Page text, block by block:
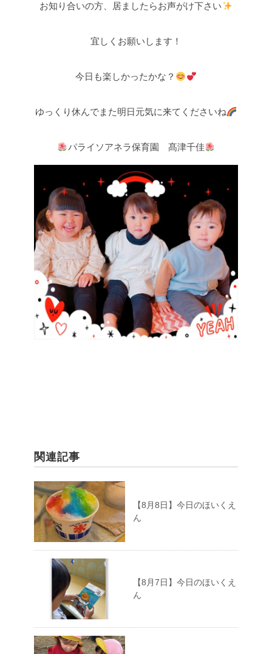
お知り合いの方、居ましたらお声がけ下さい
宜しくお願いします！
今日も楽しかったかな？
ゆっくり休んでまた明日元気に来てくださいね
パライソアネラ保育園 髙津千佳
関連記事
【8月8日】今日のほいくえ
ん
【8月7日】今日のほいくえ
ん